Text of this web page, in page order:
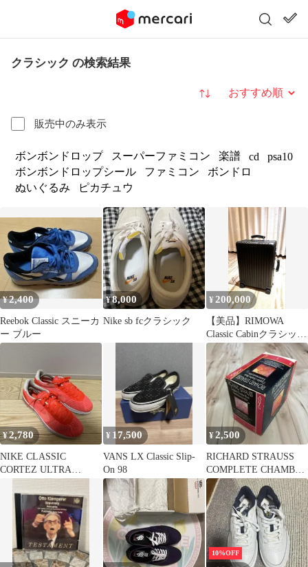
クラシック の検索結果
販売中のみ表示
並び替え
ボンボンドロップ スーパーファミコン 楽譜 cd
psa10
ボンボンドロップシール
ファミコン
ボンドロ
ぬいぐるみ
ピカチュウ
¥2,400
Reebok Classic スニーカ
ー ブルー
¥8,000
Nike sb fcクラシック
¥ 200,000
【美品】RIMOWA
Classic Cabinクラシック
キャビン36L 4輪
¥2,780
NIKE CLASSIC
CORTEZ ULTRA
¥ 17,500
VANS LX Classic Slip-
On 98
¥2,500
RICHARD STRAUSS
COMPLETE CHAMBER
MUSIC
10%OFF